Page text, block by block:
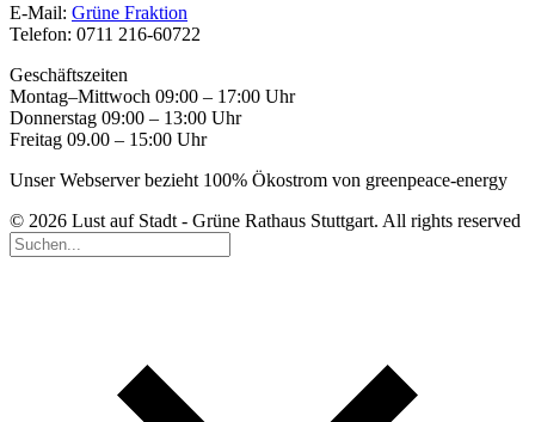
E-Mail: Grüne Fraktion
Telefon: 0711 216-60722
Geschäftszeiten
Montag–Mittwoch 09:00 – 17:00 Uhr
Donnerstag 09:00 – 13:00 Uhr
Freitag 09.00 – 15:00 Uhr
Unser Webserver bezieht 100% Ökostrom von greenpeace-energy
© 2026 Lust auf Stadt - Grüne Rathaus Stuttgart. All rights reserved